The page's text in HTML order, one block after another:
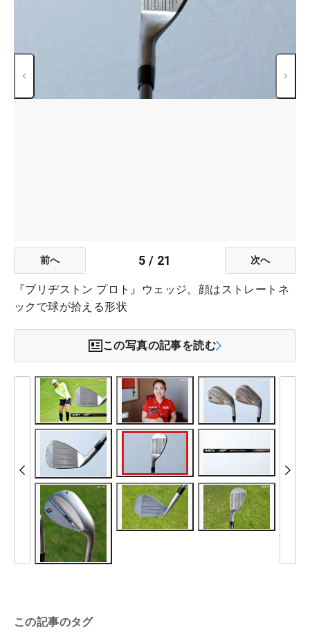
前へ 5 / 21 次へ
『ブリヂストン プロト』ウェッジ。顔はストレートネ
ックで球が拾える形状
この写真の記事を読む
この記事のタグ